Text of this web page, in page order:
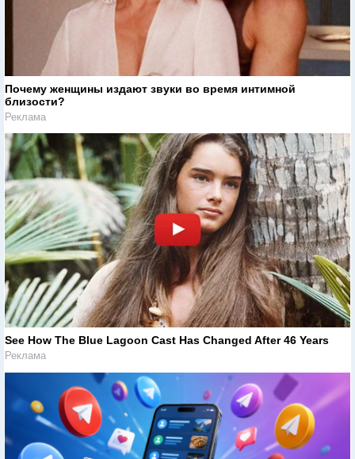
Почему женщины издают звуки во время интимной
близости?
Реклама
See How The Blue Lagoon Cast Has Changed After 46 Years
Реклама